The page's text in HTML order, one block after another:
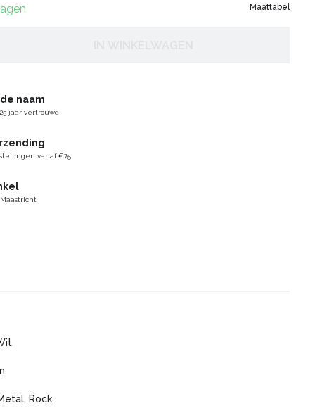
Maattabel
naam
jaar vertrouwd
vanaf €75
Rock